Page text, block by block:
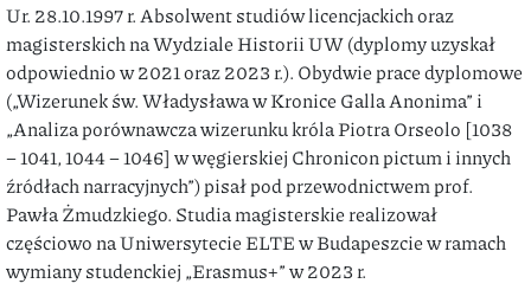
Ur. 28.10.1997 r. Absolwent studiów licencjackich oraz
magisterskich na Wydziale Historii UW (dyplomy uzyskał
odpowiednio w 2021 oraz 2023 r.). Obydwie prace dyplomowe
(„Wizerunek św. Władysława w Kronice Galla Anonima” i
„Analiza porównawcza wizerunku króla Piotra Orseolo [1038
– 1041, 1044 – 1046] w węgierskiej Chronicon pictum i innych
źródłach narracyjnych”) pisał pod przewodnictwem prof.
Pawła Żmudzkiego. Studia magisterskie realizował
częściowo na Uniwersytecie ELTE w Budapeszcie w ramach
wymiany studenckiej „Erasmus+” w 2023 r.